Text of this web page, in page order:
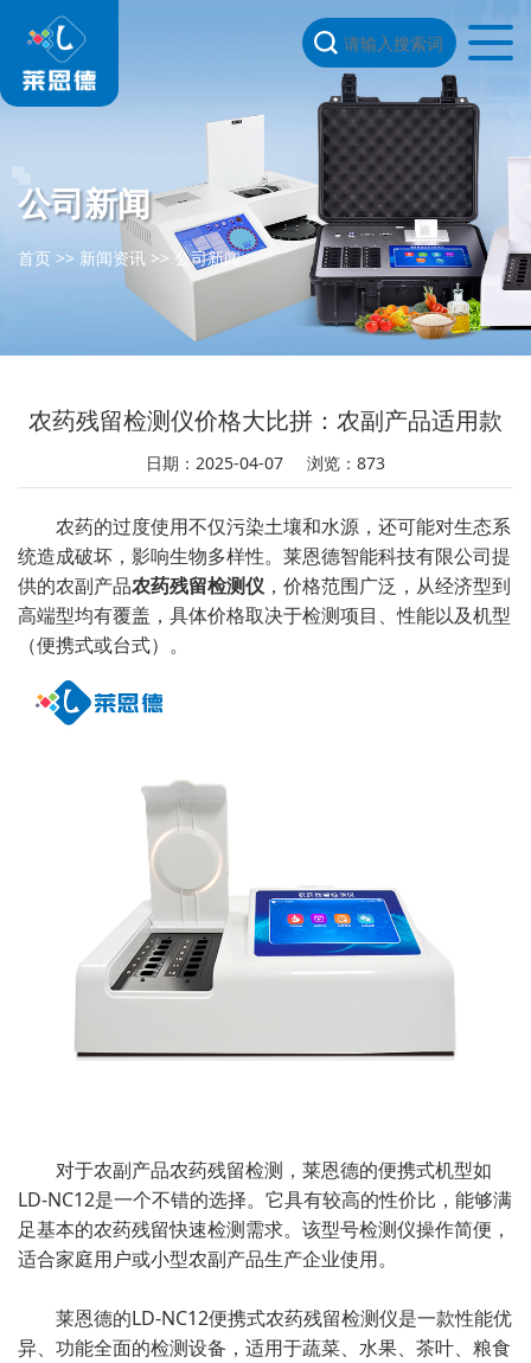
公司新闻
首页 >> 新闻资讯 >>公司新闻
农药残留检测仪价格大比拼：农副产品适用款
日期：2025-04-07 浏览：873
农药的过度使用不仅污染土壤和水源，还可能对生态系
统造成破坏，影响生物多样性。莱恩德智能科技有限公司提
供的农副产品农药残留检测仪 ，价格范围广泛，从经济型到
高端型均有覆盖，具体价格取决于检测项目、性能以及机型
（便携式或台式）。
对于农副产品农药残留检测，莱恩德的便携式机型如
LD-NC12是一个不错的选择。它具有较高的性价比，能够满
足基本的农药残留快速检测需求。该型号检测仪操作简便，
适合家庭用户或小型农副产品生产企业使用。
莱恩德的LD-NC12便携式农药残留检测仪是一款性能优
异、功能全面的检测设备，适用于蔬菜、水果、茶叶、粮食